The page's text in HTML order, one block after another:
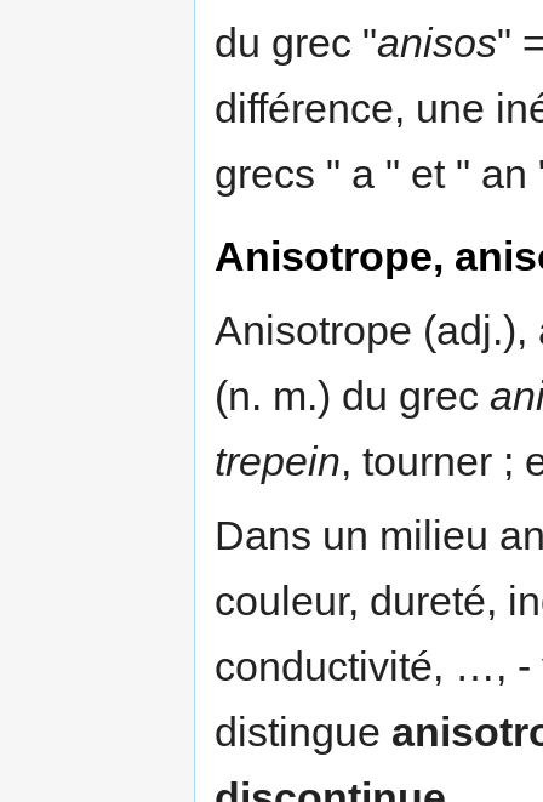
du grec "anisos"
différence, une
grecs " a " et "
Anisotrope,
Anisotrope
(n. m.) du grec
trepein, tourner ;
Dans un milieu
couleur, dureté,
conductivité, …, -
distingue